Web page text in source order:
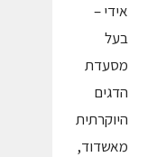
אידי –
בעל
מסעדת
הדגים
היוקרתית
מאשדוד,